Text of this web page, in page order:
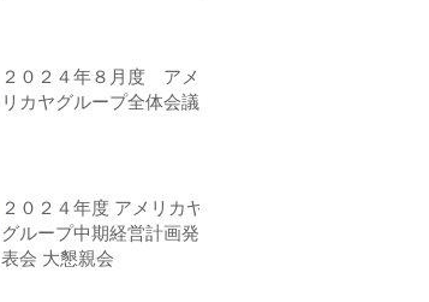
２０２４年８月度 アメ
リカヤグループ全体会議
２０２４年度 アメリカヤ
グループ中期経営計画発
表会 大懇親会